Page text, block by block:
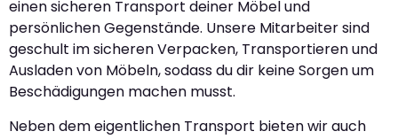
einen sicheren Transport deiner Möbel und
persönlichen Gegenstände. Unsere Mitarbeiter sind
geschult im sicheren Verpacken, Transportieren und
Ausladen von Möbeln, sodass du dir keine Sorgen um
Beschädigungen machen musst.
Neben dem eigentlichen Transport bieten wir auch